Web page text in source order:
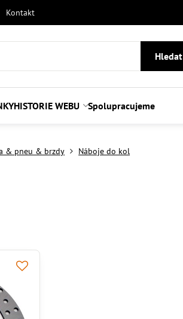
Kontakt
Hledat
HISTORIE WEBU Spolupracujeme
& pneu & brzdy Náboje do kol